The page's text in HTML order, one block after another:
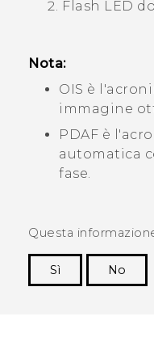
Flash LED
Nota:
OIS è
immagine
PDAF è
automatica
fase.
Questa
Sì
No